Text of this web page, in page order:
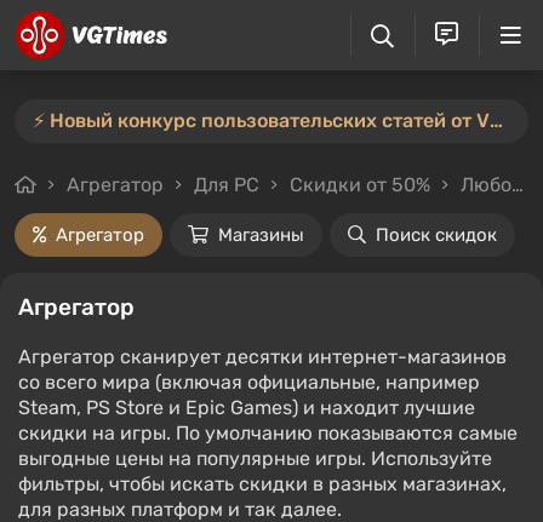
⚡️ Новый конкурс пользовательских статей от VGTimes — участвуйте тут ⚡️
Агрегатор Для PC Скидки от 50% Любой стоимости
Агрегатор Магазины Поиск скидок
Агрегатор
Агрегатор сканирует десятки интернет-магазинов
со всего мира (включая официальные, например
Steam, PS Store и Epic Games) и находит лучшие
скидки на игры. По умолчанию показываются самые
выгодные цены на популярные игры. Используйте
фильтры, чтобы искать скидки в разных магазинах,
для разных платформ и так далее.